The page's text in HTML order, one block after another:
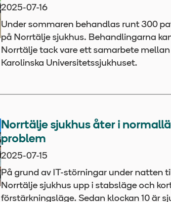
2025-07-16
Under sommaren behandlas runt 300
på Norrtälje sjukhus. Behandlingarna
Norrtälje tack vare ett samarbete
Karolinska Universitetssjukhuset.
Norrtälje sjukhus åter i
problem
2025-07-15
På grund av IT-störningar under natten
Norrtälje sjukhus upp i stabsläge och
förstärkningsläge. Sedan klockan 10 är